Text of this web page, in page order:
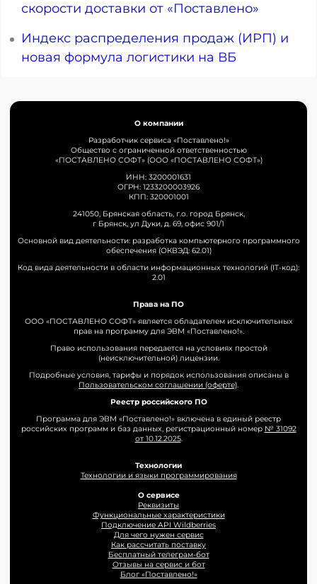
скорости доставки от «Поставлено»
Индекс распределения продаж (ИРП) и
новая формула логистики на ВБ
О компании
Разработчик сервиса «Поставлено!»
Общество с ограниченной ответственностью
«ПОСТАВЛЕНО СОФТ» (ООО «ПОСТАВЛЕНО СОФТ»)
ИНН: 3200001631
ОГРН: 1233200003926
КПП: 320001001
241050, Брянская область, г.о. город Брянск,
г Брянск, ул Дуки, д. 69, офис 901/1
Основной вид деятельности: разработка компьютерного программного
обеспечения (ОКВЭД: 62.01)
Код вида деятельности в области информационных технологий (IT-код):
2.01
Права на ПО
ООО «ПОСТАВЛЕНО СОФТ» является обладателем исключительных
прав на программу для ЭВМ «Поставлено!».
Право использования передается на условиях простой
(неисключительной) лицензии.
Подробные условия, тарифы и порядок использования описаны в
Пользовательском соглашении (оферте).
Реестр российского ПО
Программа для ЭВМ «Поставлено!» включена в единый реестр
российских программ и баз данных, регистрационный номер № 31092
от 10.12.2025.
Технологии
Технологии и языки программирования
О сервисе
Реквизиты
Функциональные характеристики
Подключение API Wildberries
Для чего нужен сервис
Как рассчитать поставку
Бесплатный телеграм-бот
Отзывы на сервис и бот
Блог «Поставлено!»